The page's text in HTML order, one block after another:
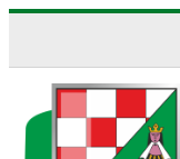
springen